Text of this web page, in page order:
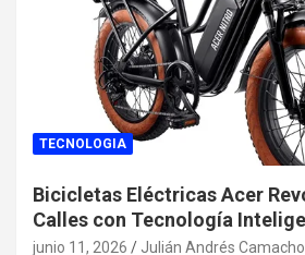
TECNOLOGIA
Bicicletas Eléctricas Acer
Calles con Tecnología
junio 11, 2026 Julián Andrés Camacho